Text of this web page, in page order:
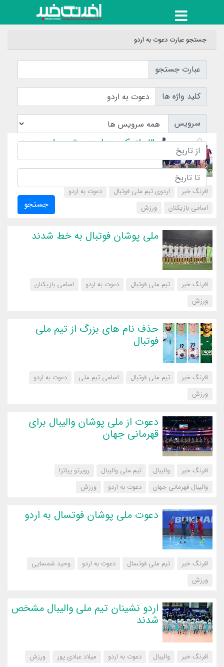
جستجو عبارت دعوت به اردو
عبارت جستجو
جستجو
کلید واژه ها
سرویس
۳۰ بازیکن به اردوی تیم ملی دعوت
افرنگ خبر اردوی تیم ملی فوتبال
دعوت به اردو
اسامی بازیکنان
‌ورزش
ملی پوشان فوتبال به خط شدند
افرنگ خبر تیم ملی فوتبال دعوت به اردو
اسامی بازیکنان
‌ورزش
حذف نام های بزرگ از تیم ملی
فوتبال
افرنگ خبر تیم ملی فوتبال اسامی تیم ملی
دعوت به اردو
‌ورزش
دعوت از ملی پوشان والیبال برای
قهرمانی جهان
افرنگ خبر والیبال تیم ملی والیبال
روبرتو پیاتزا
والیبال قهرمانی جهان
دعوت به اردو ‌ورزش
دعوت ملی پوشان فوتسال به اردو
افرنگ خبر تیم ملی فوتسال دعوت به اردو
وحید شمسایی
‌ورزش
اردو نشینان تیم ملی والیبال مشخص
شدند
افرنگ خبر والیبال دعوت به اردو میلاد عبادی پور ‌ورزش